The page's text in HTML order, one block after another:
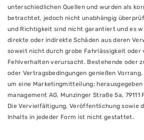
unterschiedlichen Quellen und wurden als
betrachtet, jedoch nicht unabhängig
und Richtigkeit sind nicht garantiert und es
direkte oder indirekte Schäden aus deren
soweit nicht durch grobe Fahrlässigkeit oder
Fehlverhalten verursacht. Bestehende oder
oder Vertragsbedingungen genießen
um eine Marketingmitteilung;
management AG, Munzinger Straße 5a,
Die Vervielfältigung, Veröffentlichung sowie
Inhalts in jededer Form ist nicht gestattet.